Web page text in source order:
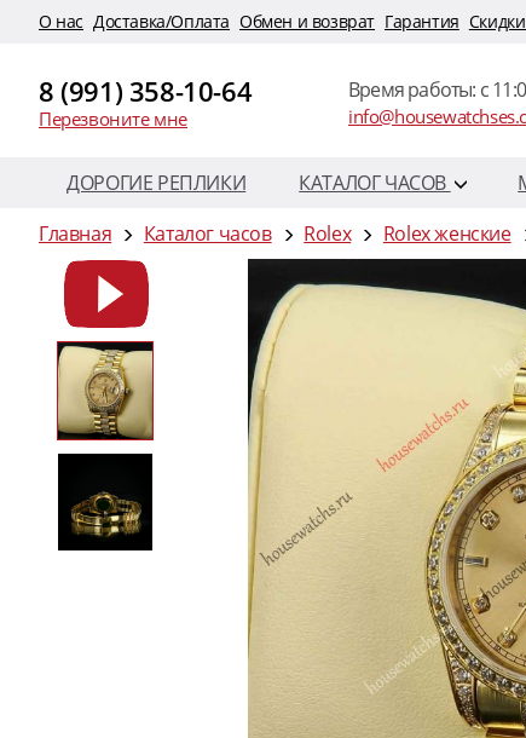
O нас Доставка/Оплата Обмен и возврат Гарантия
8 (991) 358-10-64
Перезвоните мне
Время работы: c
ДОРОГИЕ РЕПЛИКИ КАТАЛОГ ЧАСОВ
Главная
Каталог часов Rolex Rolex женские